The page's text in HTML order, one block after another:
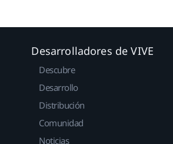
Desarrolladores de VIVE
Descubre
Desarrollo
Distribución
Comunidad
Noticias